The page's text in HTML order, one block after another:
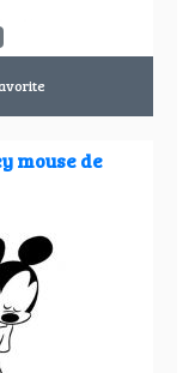
mouse de